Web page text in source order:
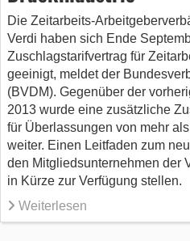
Die Zeitarbeits-
Verdi haben sich Ende
Zuschlagstarif­vertrag für
geeinigt, meldet der
(BVDM). Gegenüber der
2013 wurde eine zusätzliche
für Überlassungen von mehr
weiter. Einen Leitfaden zum
den Mitgliedsunternehmen der
in Kürze zur Verfügung stellen.
Weiterlesen